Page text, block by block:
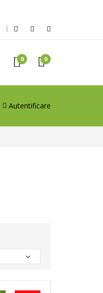
0 0
Autentificare